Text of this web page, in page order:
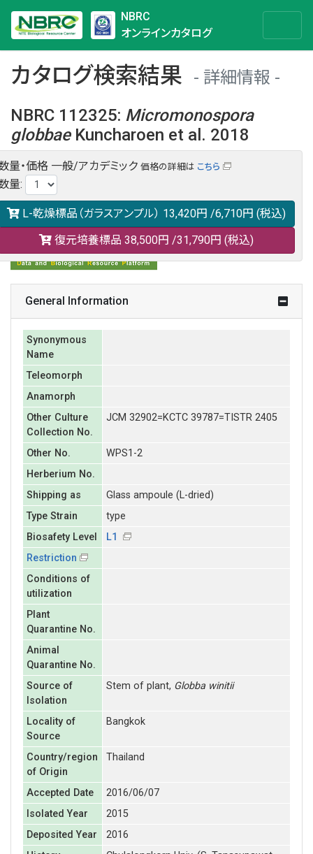
NBRC
オンラインカタログ
カタログ検索結果
詳細情報
NBRC 112325: Micromonospora
globbaeKuncharoen et al. 2018
NBRC 112325の情報や関連データは以下のバナー(DBRP)か
らご覧ください。
日本語での検索も可能です。
量・価格 一般/アカデミック 価格の詳細は こちら
量:
L-乾燥標品（ガラスアンプル） 13,420円 /6,710円 (税込)
復元培養標品 38,500円 /31,790円 (税込)
General Information
Synonymous
Name
Teleomorph
Anamorph
Other Culture
Collection No.
JCM 32902=KCTC 39787=TISTR 2405
Other No.
WPS1-2
Herberium No.
Shipping as
Glass ampoule (L-dried)
Type Strain
type
Biosafety Level
L1
Restriction
Conditions of
utilization
Plant
Quarantine No.
Animal
Quarantine No.
Source of
Isolation
Stem of plant, Globba winitii
Locality of
Source
Bangkok
Country/region
of Origin
Thailand
Accepted Date
2016/06/07
Isolated Year
2015
Deposited Year
2016